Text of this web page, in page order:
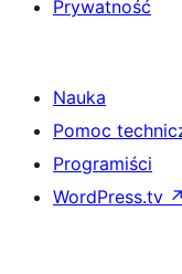
Prywatność
Nauka
Pomoc
Programiści
WordPress.tv ↗